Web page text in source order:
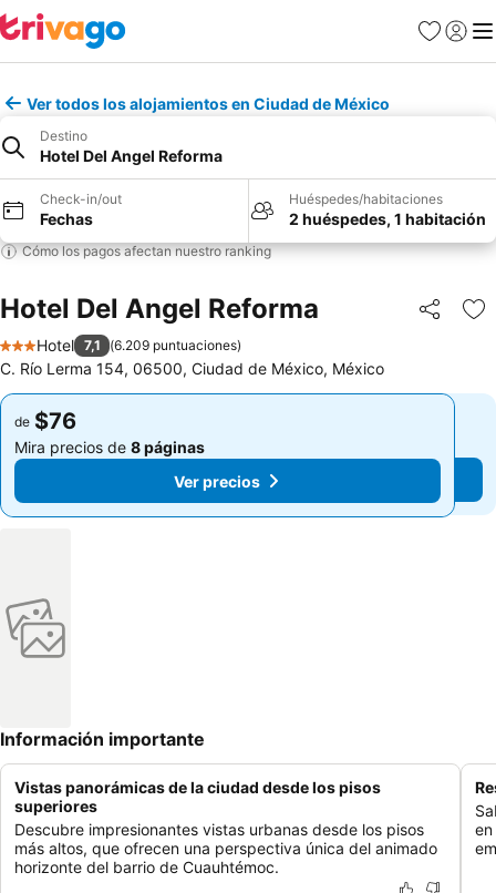
Favoritos
Iniciar
Ver todos los alojamientos en Ciudad de México
Destino
Hotel Del Angel Reforma
Check-in/out
Fechas
Huéspedes/habitaciones
2 huéspedes, 1 habitación
Cómo los pagos afectan nuestro ranking
Hotel Del Angel Reforma Compartir
3 Estrellas
Hotel 7,1 (6.209 puntuaciones)
C. Río Lerma 154, 06500, Ciudad de México, México
de $76
Mira precios de 8 páginas
Ver precios
de $76
Mira precios de 8 páginas
Ver precios
Información importante
Vistas panorámicas de la ciudad desde los pisos
superiores
Descubre impresionantes vistas urbanas desde los pisos
más altos, que ofrecen una perspectiva única del animado
horizonte del barrio de Cuauhtémoc.